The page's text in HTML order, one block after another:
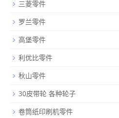
三菱零件
罗兰零件
高堡零件
利优比零件
秋山零件
30皮带轮 各种轮子
卷筒纸印刷机零件